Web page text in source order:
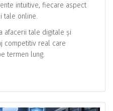
intuitive, fiecare aspect
tale online.
afacerii tale digitale și
competitiv real care
termen lung.